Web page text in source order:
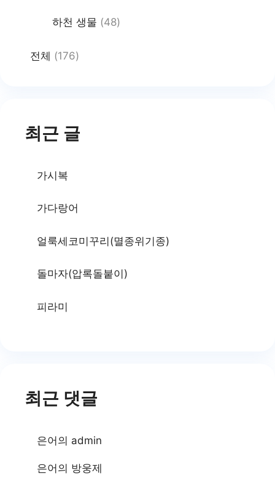
하천 생물 (48)
전체 (176)
최근 글
가시복
가다랑어
얼룩세코미꾸리(멸종위기종)
돌마자(압록돌붙이)
피라미
최근 댓글
은어의 admin
은어의 방웅제